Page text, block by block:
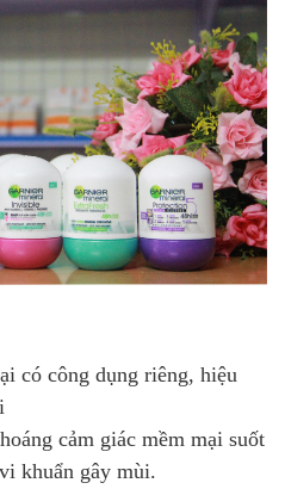
có công dụng riêng, hiệu
cảm giác mềm mại suốt
khuẩn gây mùi.